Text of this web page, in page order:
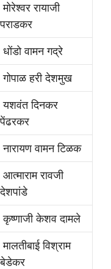
मोरेश्वर रायाजी
पराडकर
धोंडो वामन गद्रे
गोपाळ हरी देशमुख
यशवंत दिनकर
पेंढरकर
नारायण वामन टिळक
आत्माराम रावजी
देशपांडे
कृष्णाजी केशव दामले
मालतीबाई विश्राम
बेडेकर